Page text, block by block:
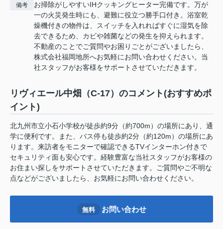
備考
お掃除がしやすいIHクッキングヒーター完備です。万が
一の火災発生時にも、避難に役立つ勝手口付き。浴室乾
燥機付きの物件は、スイッチを入れればすぐに湿気を除
去できるため、カビや雑菌などの発生を抑えられます。
不動産のことでご質問やお困りごとがございましたら、
株式会社福岡地所へお気軽にお問い合わせください。当
社スタッフがお客様をサポートさせていただきます。
リヴィエール中畑（C-17）のコメント(おすすめポ
イント)
北九州市立小石小学校が徒歩約9分（約700m）の場所にあり、通
学に便利です。また、バス停も徒歩約2分（約120m）の場所にあ
ります。来訪者をモニターで確認できるTVインターホン付きで
セキュリティ面も安心です。経験豊富な当社スタッフがお客様の
お住まい探しをサポートさせていただきます。ご質問やご不明な
点などがございましたら、お気軽にお問い合わせください。
無料 お問い合わせ